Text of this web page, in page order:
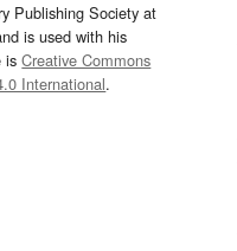
Publishing Society at
is used with his
isCreative Commons
International.